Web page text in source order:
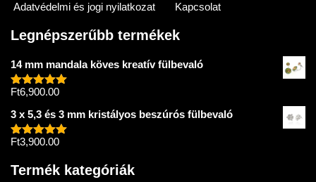
Adatvédelmi és jogi nyilatkozat
Kapcsolat
Legnépszerűbb termékek
14 mm mandala köves kreatív fülbevaló
Értékelés:
Ft6,900.00
3 x 5,3 és 3 mm kristályos beszúrós fülbevaló
Értékelés:
Ft3,900.00
Termék kategóriák